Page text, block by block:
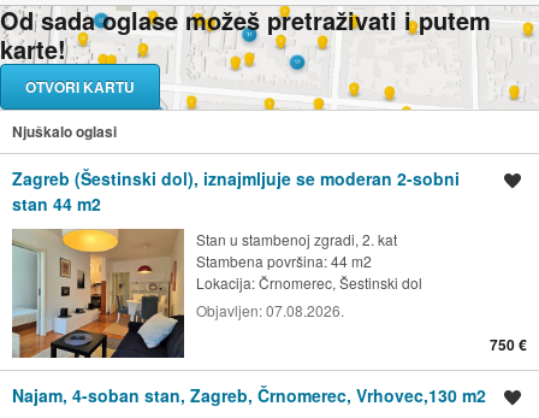
Od sada oglase možeš pretraživati i putem
karte!
OTVORI KARTU
Njuškalo oglasi
Zagreb (Šestinski dol), iznajmljuje se moderan 2-sobni
stan 44 m2
Stan u stambenoj zgradi, 2. kat
Stambena površina: 44 m2
Lokacija:Črnomerec, Šestinski dol
Objavljen:07.08.2026.
750 €
Najam, 4-soban stan, Zagreb, Črnomerec, Vrhovec,130 m2